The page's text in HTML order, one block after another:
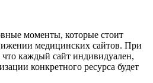
моменты, которые стоит
медицинских сайтов. При
каждый сайт индивидуален,
конкретного ресурса будет